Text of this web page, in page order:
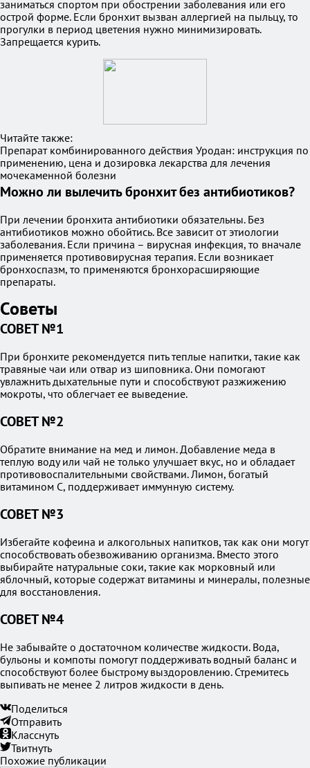
заниматься спортом при обострении заболевания или его
острой форме. Если бронхит вызван аллергией на пыльцу, то
прогулки в период цветения нужно минимизировать.
Запрещается курить.
Читайте также:
Препарат комбинированного действия Уродан: инструкция по
применению, цена и дозировка лекарства для лечения
мочекаменной болезни
Можно ли вылечить бронхит без антибиотиков?
При лечении бронхита антибиотики обязательны. Без
антибиотиков можно обойтись. Все зависит от этиологии
заболевания. Если причина – вирусная инфекция, то вначале
применяется противовирусная терапия. Если возникает
бронхоспазм, то применяются бронхорасширяющие
препараты.
Советы
СОВЕТ №1
При бронхите рекомендуется пить теплые напитки, такие как
травяные чаи или отвар из шиповника. Они помогают
увлажнить дыхательные пути и способствуют разжижению
мокроты, что облегчает ее выведение.
СОВЕТ №2
Обратите внимание на мед и лимон. Добавление меда в
теплую воду или чай не только улучшает вкус, но и обладает
противовоспалительными свойствами. Лимон, богатый
витамином C, поддерживает иммунную систему.
СОВЕТ №3
Избегайте кофеина и алкогольных напитков, так как они могут
способствовать обезвоживанию организма. Вместо этого
выбирайте натуральные соки, такие как морковный или
яблочный, которые содержат витамины и минералы, полезные
для восстановления.
СОВЕТ №4
Не забывайте о достаточном количестве жидкости. Вода,
бульоны и компоты помогут поддерживать водный баланс и
способствуют более быстрому выздоровлению. Стремитесь
выпивать не менее 2 литров жидкости в день.
Поделиться
Отправить
Класснуть
Твитнуть
Похожие публикации